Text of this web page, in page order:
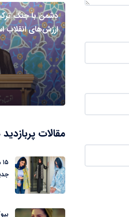
دشمن با جنگ
ارزش‌های انقلاب
مقالات